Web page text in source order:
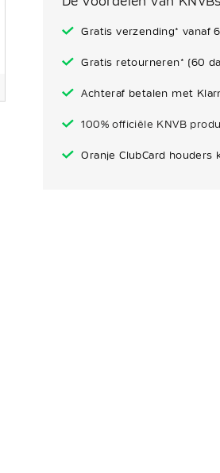
Model is 185 cm
Gratis verzending* vanaf
Gratis retourneren* (60
Achteraf betalen met
100% officiële KNVB
Oranje ClubCard houders